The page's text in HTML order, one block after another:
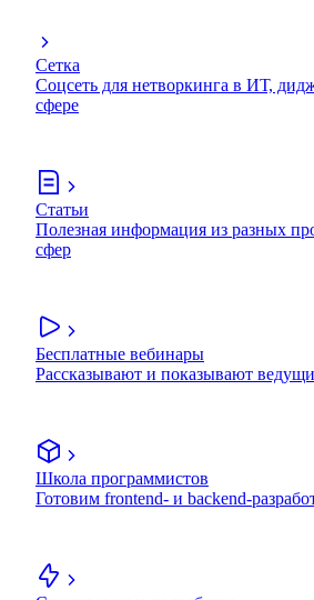
Сетка
Соцсеть для нетворкинга в ИТ,
сфере
Статьи
Полезная информация из разных
сфер
Бесплатные вебинары
Рассказывают и показывают
Школа программистов
Готовим frontend- и backend-